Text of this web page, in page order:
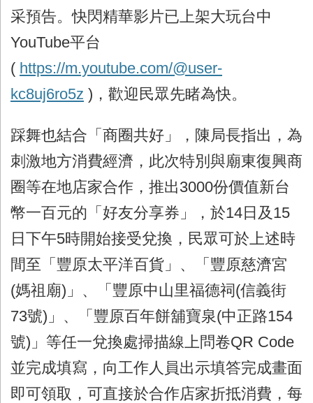
采預告。快閃精華影片已上架大玩台中
YouTube平台
( https://m.youtube.com/@user-
kc8uj6ro5z ) ，歡迎民眾先睹為快。
踩舞也結合「商圈共好」，陳局長指出，為
刺激地方消費經濟，此次特別與廟東復興商
圈等在地店家合作，推出3000份價值新台
幣一百元的「好友分享券」，於14日及 15
日下午5時開始接受兌換，民眾可於上述時
間至「豐原太平洋百貨」、「豐原慈濟宮
(媽祖廟) 」、「豐原中山里福德祠(信義街
73號) 」、「豐原百年餅舖寶泉(中正路154
號) 」等任一兌換處掃描線上問卷QR Code
並完成填寫，向工作人員出示填答完成畫面
即可領取，可直接於合作店家折抵消費，每